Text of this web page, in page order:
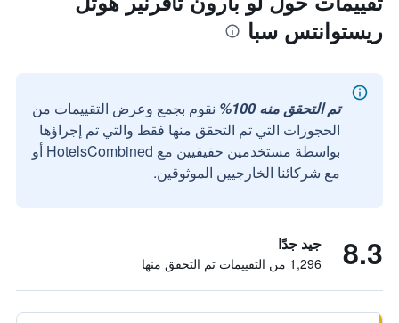
ريستوانتس سبا
تم التحقق منه 100%
نقوم بجمع وعرض التقييمات من
الحجوزات التي تم التحقق منها فقط والتي تم إجراؤها
بواسطة مستخدمين حقيقيين مع HotelsCombined أو
مع شركائنا الخارجيين الموثوقين.
8.3 جيد جدًا
1,296 من التقييمات تم التحقق منها